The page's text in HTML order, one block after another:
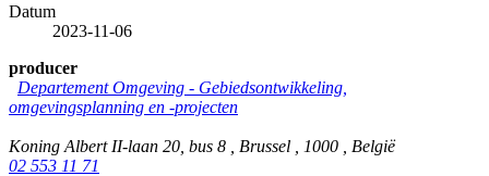
Datum
2023-11-06
producer
Departement Omgeving - Gebiedsontwikkeling,
omgevingsplanning en -projecten
Koning Albert II-laan 20, bus 8 , Brussel , 1000 , België
02 553 11 71